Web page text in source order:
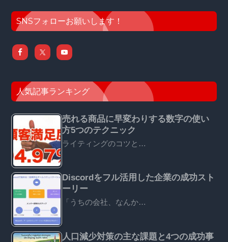
SNSフォローお願いします！
人気記事ランキング
売れる商品に早変わりする数字の使い
方5つのテクニック
ライティングのコツと…
Discordをフル活用した企業の成功スト
ーリー
「うちの会社、なんか…
人口減少対策の主な課題と4つの成功事